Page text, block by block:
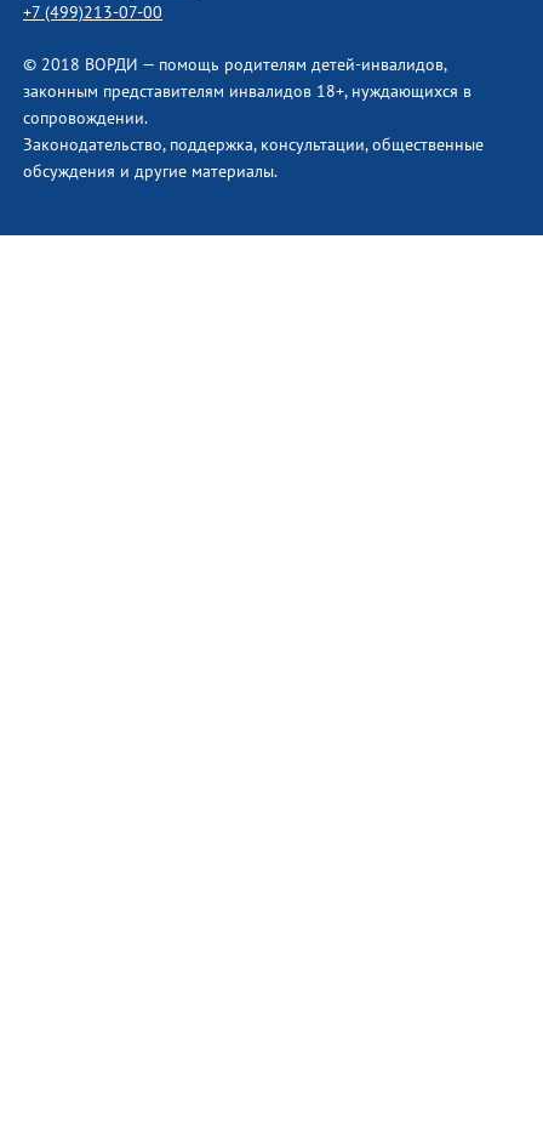
+7 (499)213-07-00
© 2018 ВОРДИ — помощь родителям детей-инвалидов,
законным представителям инвалидов 18+, нуждающихся в
сопровождении.
Законодательство, поддержка, консультации, общественные
обсуждения и другие материалы.